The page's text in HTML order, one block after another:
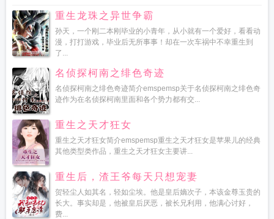
重生龙珠之异世争霸
孙天，一个刚二本刚毕业的小青年，从小就有一个爱好，看看动
漫，打打游戏，毕业后无所事事！却在一次车祸中不幸重生到
了...
名侦探柯南之绯色奇迹
名侦探柯南之绯色奇迹简介emspemsp关于名侦探柯南之绯色奇
迹作为在名侦探柯南里面和各个势力都有交...
重生之天才狂女
重生之天才狂女简介emspemsp重生之天才狂女是苹果儿的经典
其他类型类作品，重生之天才狂女主要讲...
重生后，渣王爷每天只想宠妻
贺轻尘人如其名，轻如尘埃。他是皇后嫡次子，本该金尊玉贵的
长大。事实却是，他被皇后厌恶，被长兄利用，他满心讨好，
费...